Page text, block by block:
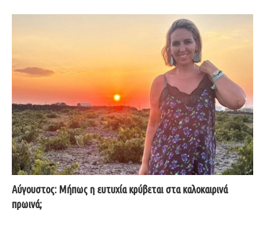
Αύγουστος: Μήπως η ευτυχία κρύβεται στα καλοκαιρινά
πρωινά;